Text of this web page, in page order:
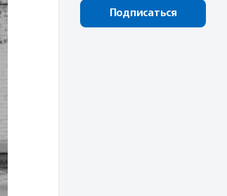
Подписаться